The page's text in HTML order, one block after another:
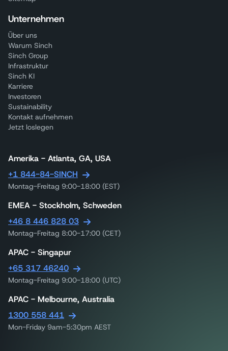
Unternehmen
Über uns
Warum Sinch
Sinch Group
Infrastruktur
Sinch KI
Karriere
Investoren
Sustainability
Kontakt aufnehmen
Jetzt loslegen
Amerika - Atlanta, GA, USA
+1 844-84-SINCH
Montag-Freitag 9:00-18:00 (EST)
EMEA - Stockholm, Schweden
+46 8 446 828 03
Montag-Freitag 8:00-17:00 (CET)
APAC - Singapur
+65 317 46240
Montag-Freitag 9:00-18:00 (UTC)
APAC - Melbourne, Australia
1300 558 441
Mon-Friday 9am-5:30pm AEST